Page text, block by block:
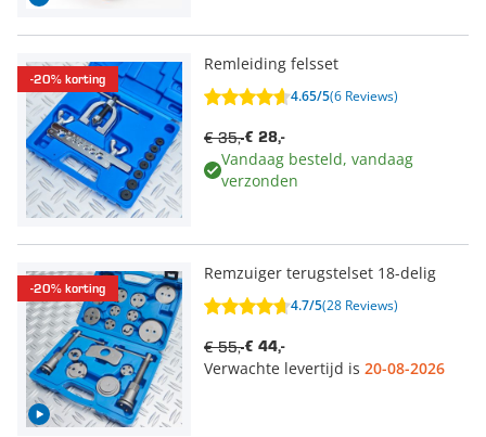
-20% korting
Remleiding felsset
4.65/5(6 Reviews)
€ 28,-
€ 35,-
Vandaag besteld, vandaag
verzonden
-20% korting
Remzuiger terugstelset 18-delig
4.7/5(28 Reviews)
€ 44,-
€ 55,-
Verwachte levertijd is 20-08-2026